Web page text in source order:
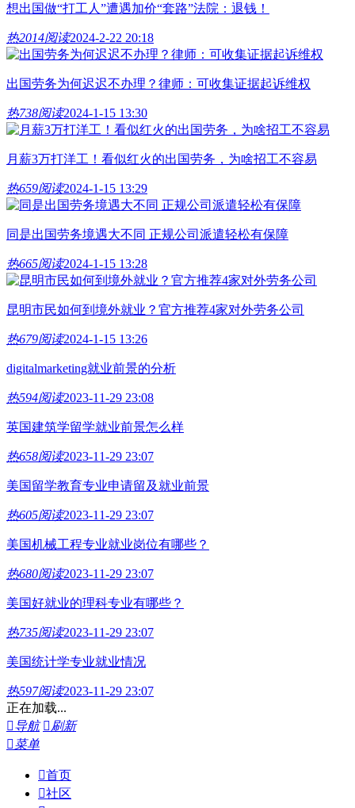
想出国做“打工人”遭遇加价“套路”法院：退钱！
热2014阅读2024-2-22 20:18
出国劳务为何迟迟不办理？律师：可收集证据起诉维权
热738阅读2024-1-15 13:30
月薪3万打洋工！看似红火的出国劳务，为啥招工不容易
热659阅读2024-1-15 13:29
同是出国劳务境遇大不同 正规公司派遣轻松有保障
热665阅读2024-1-15 13:28
昆明市民如何到境外就业？官方推荐4家对外劳务公司
热679阅读2024-1-15 13:26
digitalmarketing就业前景的分析
热594阅读2023-11-29 23:08
英国建筑学留学就业前景怎么样
热658阅读2023-11-29 23:07
美国留学教育专业申请留及就业前景
热605阅读2023-11-29 23:07
美国机械工程专业就业岗位有哪些？
热680阅读2023-11-29 23:07
美国好就业的理科专业有哪些？
热735阅读2023-11-29 23:07
美国统计学专业就业情况
热597阅读2023-11-29 23:07
正在加载...
导航 刷新
菜单
首页
社区